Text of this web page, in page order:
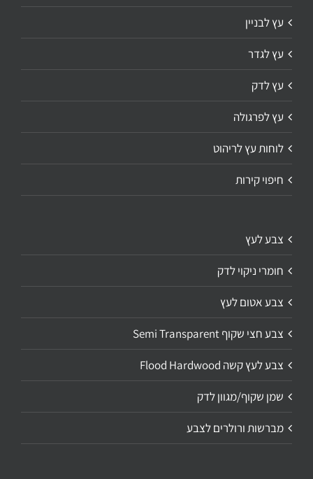
עץ לבניין
עץ לגדר
עץ לדק
עץ לפרגולה
לוחות עץ לריהוט
חיפוי קירות
צבע לעץ
חומרי ניקוי לדק
צבע אטום לעץ
צבע חצי שקוף Semi Transparent
צבע לעץ קשה Flood Hardwood
שמן שקוף/מגוון לדק
מברשות ורולרים לצבע